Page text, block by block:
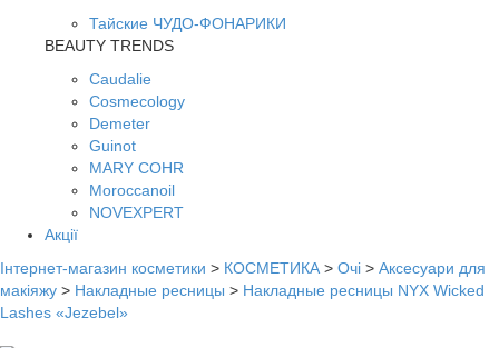
Тайские ЧУДО-ФОНАРИКИ
BEAUTY TRENDS
Caudalie
Cosmecology
Demeter
Guinot
MARY COHR
Moroccanoil
NOVEXPERT
Акції
Інтернет-магазин косметики > КОСМЕТИКА > Очі > Аксесуари для
макіяжу > Накладные ресницы > Накладные ресницы NYX Wicked
Lashes «Jezebel»